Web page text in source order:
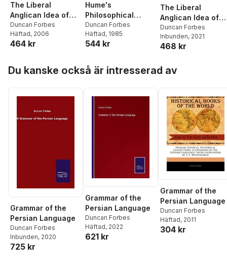
The Liberal
Anglican Idea of
History
Duncan Forbes
Häftad, 2006
464 kr
Hume's
Philosophical
Politics
Duncan Forbes
Häftad, 1985
544 kr
The Liberal
Anglican Idea of
History
Duncan Forbes
Inbunden, 2021
468 kr
Du kanske också är intresserad av
Grammar of the
Persian Language
Duncan Forbes
Inbunden, 2020
725 kr
Grammar of the
Persian Language
Duncan Forbes
Häftad, 2022
621 kr
Grammar of the
Persian Language
Duncan Forbes
Häftad, 2011
304 kr